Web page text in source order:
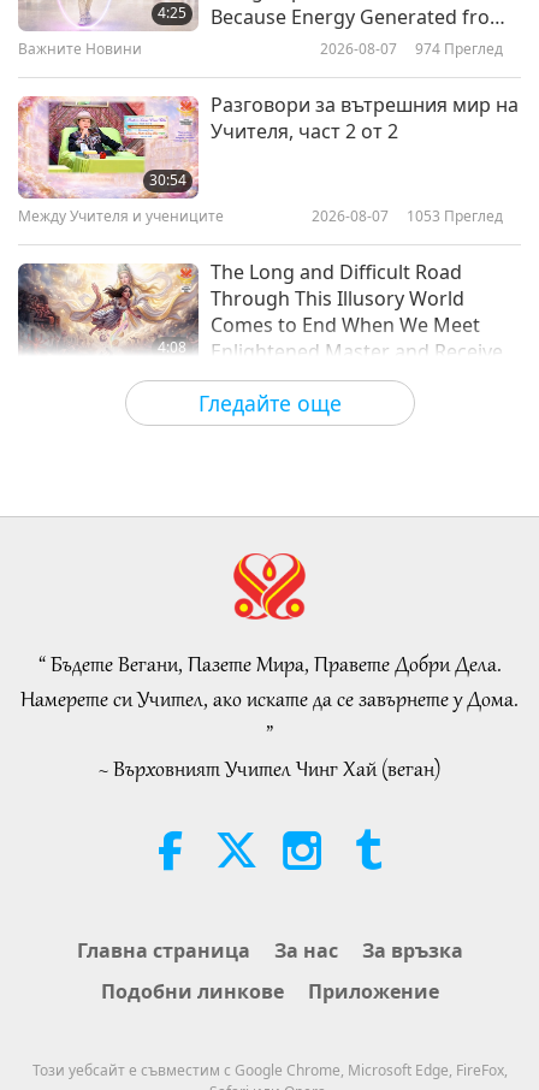
40:53
Важните Новини
Гледайте още
4:25
Because Energy Generated from
It Is Far More Powerful than Any
Важните Новини 2026-08-07 974 Преглед
30:54
Разговори за вътрешния мир на
Учителя, част 2 от 2
Между Учителя и учениците 2026-08-07 1053 Преглед
4:08
The Long and Difficult Road
Through This Illusory World
Comes to End When We Meet
Enlightened Master and Receive
Initiation
Важните Новини 2026-08-06 1035
35:06
21:43
Islamic Ethics on Water:
of 2
Слова на Мъдростта 2026-08-06 Преглед
19:47
Tammy Fry (vegan): Planting
of 2
Разговори за вътрешния мир на
Учителя, част 1 от 2
“ Бъдете Вегани, Пазете Мира, Правете Добри Дела.
Намерете си Учител, ако искате да се завърнете у Дома.
”
~ Върховният Учител Чинг Хай (веган)
Главна страница За нас
За връзка
Подобни линкове
Приложение
Този уебсайт е съвместим с Google Chrome, Microsoft Edge, FireFox,